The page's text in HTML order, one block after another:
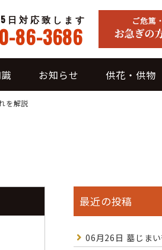
日対応致します
86-3686
お知らせ 供花・供物
を解説
最近の投稿
06月26日 墓じま